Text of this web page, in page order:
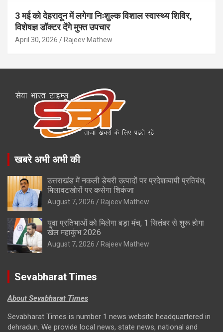
3 मई को देहरादून में लगेगा निःशुल्क विशाल स्वास्थ्य शिविर,
विशेषज्ञ डॉक्टर देंगे मुफ्त उपचार
April 30, 2026 Rajeev Mathew
खबरे अभी अभी की
उत्तराखंड में नकली डेयरी उत्पादों पर प्रदेशव्यापी प्रतिबंध,
मिलावटखोरों पर कसेगा शिकंजा
August 7, 2026 Rajeev Mathew
युवा प्रतिभाओं को मिलेगा बड़ा मंच, 1 सितंबर से शुरू होगा
खेल महाकुंभ 2026
August 7, 2026 Rajeev Mathew
Sevabharat Times
About Sevabharat Times
Sevabharat Times is number 1 news website headquartered in
dehradun. We provide local news, state news, national and